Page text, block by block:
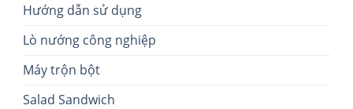
Hướng dẫn sử dụng
Lò nướng công nghiệp
Máy trộn bột
Salad Sandwich